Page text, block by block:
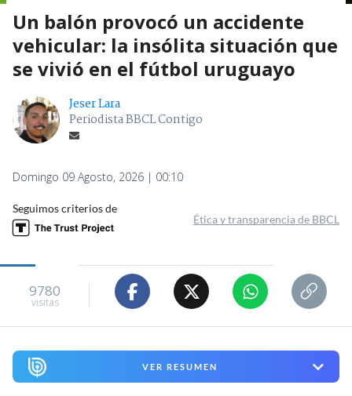
Un balón provocó un accidente
vehicular: la insólita situación que
se vivió en el fútbol uruguayo
Jeser Lara
Periodista BBCL Contigo
Domingo 09 Agosto, 2026 | 00:10
Seguimos criterios de
Ética y transparencia de BBCL
9780
visitas
VER RESUMEN